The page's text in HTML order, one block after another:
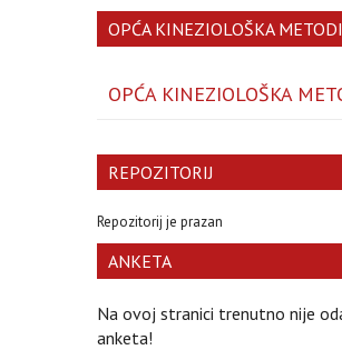
OPĆA KINEZIOLOŠKA
OPĆA KINEZIOLOŠKA
REPOZITORIJ
Repozitorij je prazan
ANKETA
Na ovoj stranici trenutno nije
anketa!